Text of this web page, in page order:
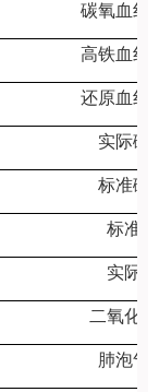
碳氧血红
高铁血红
还原血红
实际碳
标准碳
标准
实际
二氧化
肺泡气